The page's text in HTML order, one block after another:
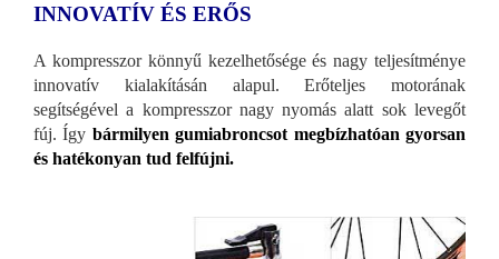
INNOVATÍV ÉS ERŐS
A kompresszor könnyű kezelhetősége és nagy teljesítménye
innovatív kialakításán alapul. Erőteljes motorának
segítségével a kompresszor nagy nyomás alatt sok levegőt
fúj. Így bármilyen gumiabroncsot megbízhatóan gyorsan
és hatékonyan tud felfújni.